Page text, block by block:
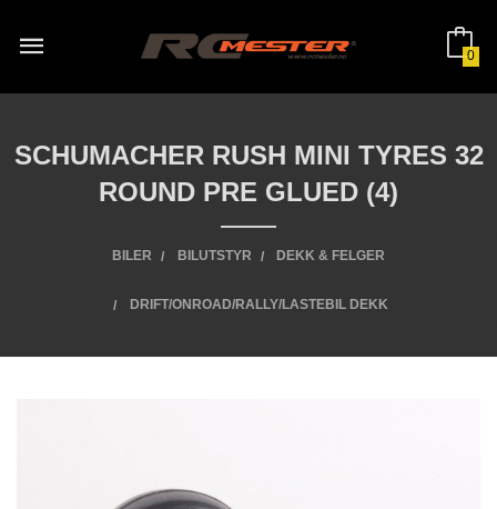
innholdet
0
SCHUMACHER RUSH MINI TYRES 32
ROUND PRE GLUED (4)
BILER BILUTSTYR DEKK & FELGER
DRIFT/ONROAD/RALLY/LASTEBIL DEKK